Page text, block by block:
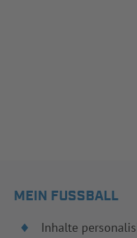
MEIN FUSSBALL
Inhalte